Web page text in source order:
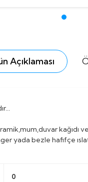
Açıklaması
kağıdı
yada bezle hafifçe
0